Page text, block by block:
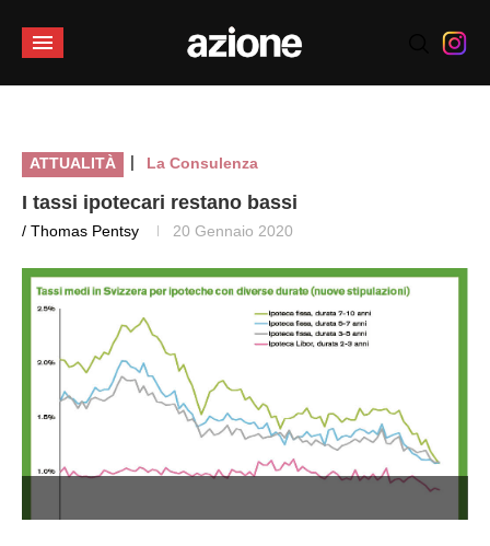
ATTUALITÀ | La Consulenza
I tassi ipotecari restano bassi
/ Thomas Pentsy 20 Gennaio 2020